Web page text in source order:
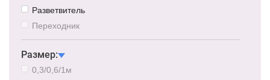
Разветвитель
Переходник
Размер:
0,3/0,6/1м